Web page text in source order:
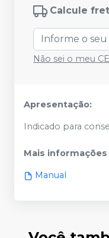
Calcule
Não sei o meu
Apresentação:
Indicado para
Mais
Manual